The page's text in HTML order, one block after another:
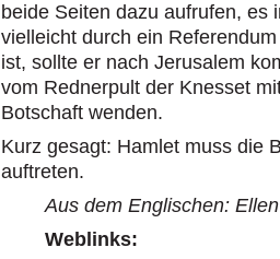
beide Seiten dazu aufrufen, es
vielleicht durch ein
ist, sollte er nach Jerusalem
vom Rednerpult der Knesset
Botschaft wenden.
Kurz gesagt: Hamlet muss die
auftreten.
Aus dem Englischen:
Weblinks: